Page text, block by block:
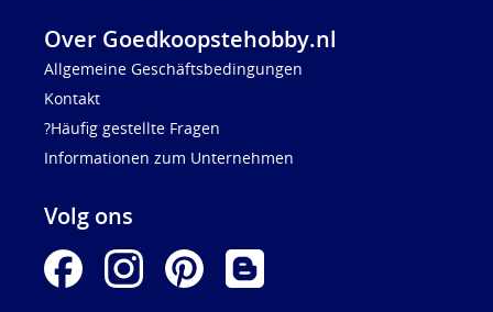
Over Goedkoopstehobby.nl
Allgemeine Geschäftsbedingungen
Kontakt
?Häufig gestellte Fragen
Informationen zum Unternehmen
Volg ons